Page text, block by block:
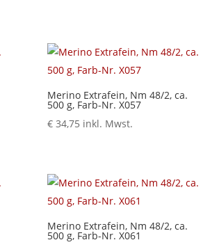
Merino Extrafein, Nm 48/2, ca.
500 g, Farb-Nr. X057
€34,75 inkl. Mwst.
Merino Extrafein, Nm 48/2, ca.
500 g, Farb-Nr. X061